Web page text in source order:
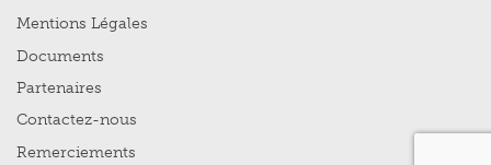
Mentions Légales
Documents
Partenaires
Contactez-nous
Remerciements